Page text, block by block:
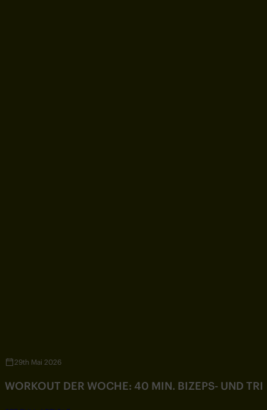
29th Mai 2026
WORKOUT DER WOCHE: 40 MIN. BIZEPS- UND